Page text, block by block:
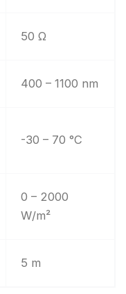
50 Ω
400 – 1100 nm
-30 – 70 °C
0 – 2000
W/m²
5 m